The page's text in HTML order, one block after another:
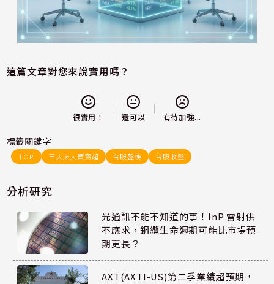
這篇文章對您來說實用嗎？
很實用！ 還可以 有待加強...
標籤關鍵字
TOP 三大法人買賣超 台股盤後 台股收盤
分析研究
光通訊不能不知道的事！InP 雷射供
不應求，銅纜生命週期可能比市場預
期更長？
AXT(AXTI-US)第二季業績超預期，